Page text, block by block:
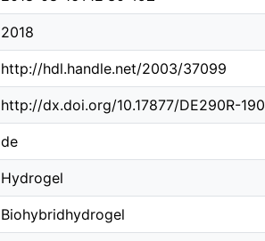
2018
http://hdl.handle.net/2003/37099
http://dx.doi.org/10.17877/DE290R-
de
Hydrogel
Biohybridhydrogel